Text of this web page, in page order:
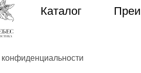
Каталог
конфиденциальности